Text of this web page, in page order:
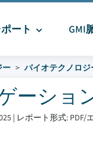
ート GMI
ー バイオテクノロジ
ーショ
| レポート形式: